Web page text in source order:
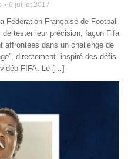
6 juillet 2017
Fédération Française de Football
tester leur précision, façon Fifa
affrontées dans un challenge de
directement inspiré des défis
FIFA. Le […]